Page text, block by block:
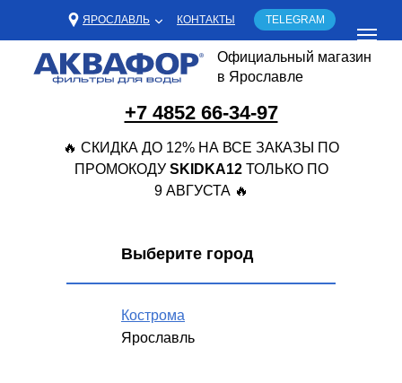
+7 4852 66-34-97
ЯРОСЛАВЛЬ
Официальный магазин
в Ярославле
🔥 СКИДКА ДО 12% НА ВСЕ ЗАКАЗЫ ПО
ПРОМОКОДУ SKIDKA12 ТОЛЬКО ПО
9 АВГУСТА 🔥
КОНТАКТЫ TELEGRAM
Кострома
Ярославль
Выберите город